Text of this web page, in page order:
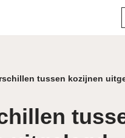
tussen kozijnen